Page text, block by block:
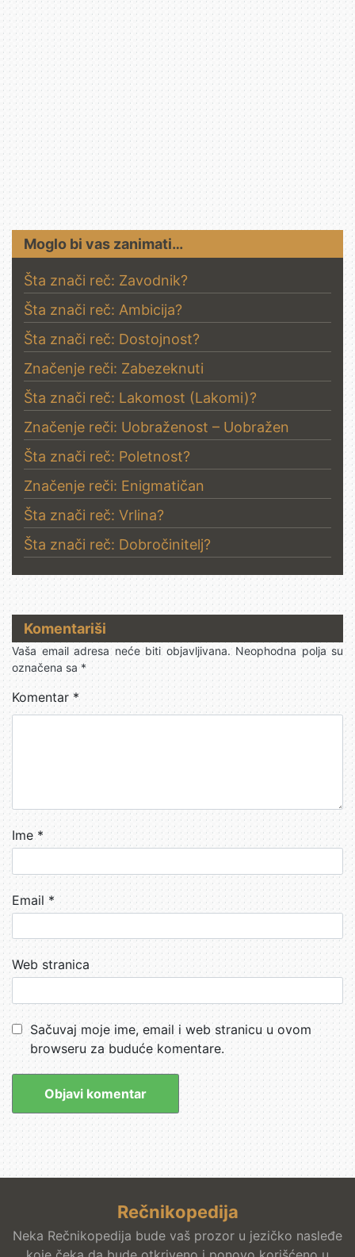
Moglo bi vas zanimati…
Šta znači reč: Zavodnik?
Šta znači reč: Ambicija?
Šta znači reč: Dostojnost?
Značenje reči: Zabezeknuti
Šta znači reč: Lakomost (Lakomi)?
Značenje reči: Uobraženost – Uobražen
Šta znači reč: Poletnost?
Značenje reči: Enigmatičan
Šta znači reč: Vrlina?
Šta znači reč: Dobročinitelj?
Komentariši
Vaša email adresa neće biti objavljivana. Neophodna polja su
označena sa*
Komentar *
Ime*
Email*
Web stranica
Sačuvaj moje ime, email i web stranicu u ovom
browseru za buduće komentare.
Rečnikopedija
Neka Rečnikopedija bude vaš prozor u jezičko nasleđe